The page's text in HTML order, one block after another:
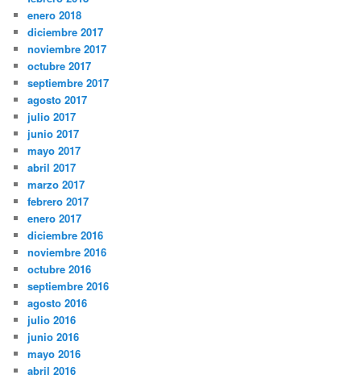
enero 2018
diciembre 2017
noviembre 2017
octubre 2017
septiembre 2017
agosto 2017
julio 2017
junio 2017
mayo 2017
abril 2017
marzo 2017
febrero 2017
enero 2017
diciembre 2016
noviembre 2016
octubre 2016
septiembre 2016
agosto 2016
julio 2016
junio 2016
mayo 2016
abril 2016